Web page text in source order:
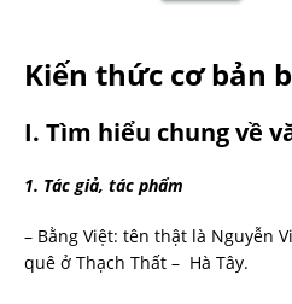
Kiến thức cơ bản
I. Tìm hiểu chung về
1. Tác giả, tác phẩm
– Bằng Việt: tên thật là Nguyễn
quê ở Thạch Thất – Hà Tây.